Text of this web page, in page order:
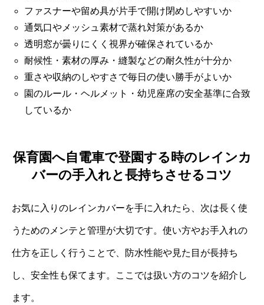
ファスナーや留め具が片手で開け閉めしやすいか
通気口やメッシュ素材で蒸れ対策があるか
透明窓が曇りにくく視界が確保されているか
耐候性・素材の厚み・縫製などの耐久性が十分か
重さや収納のしやすさで毎日の使い勝手がよいか
園のルール・ヘルメット・幼児座席の安全基準に合致
しているか
保育園へ自電車で登園する時のレインカ
バーの手入れと長持ちさせるコツ
お気に入りのレインカバーを手に入れたら、次は長く使
うためのメンテと管理が大切です。使い方やお手入れの
仕方を正しく行うことで、防水性能や見た目が長持ち
し、安全性も保てます。ここでは扱い方のコツを紹介し
ます。